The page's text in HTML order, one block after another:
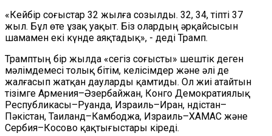
«Кейбір соғыстар 32 жылға созылды. 32, 34, тіпті 37
жыл. Бұл өте ұзақ уақыт. Біз олардың әрқайсысын
шамамен екі күнде аяқтадық», - деді Трамп.
Трамптың бір жылда «сегіз соғысты» шештік деген
мәлімдемесі толық бітім, келісімдер және әлі де
жалғасып жатқан дауларды қамтиды. Ол жиі атайтын
тізімге Армения–Әзербайжан, Конго Демократиялық
Республикасы–Руанда, Израиль–Иран, Үндістан–
Пәкістан, Таиланд–Камбоджа, Израиль–ХАМАС және
Сербия–Косово қақтығыстары кіреді.